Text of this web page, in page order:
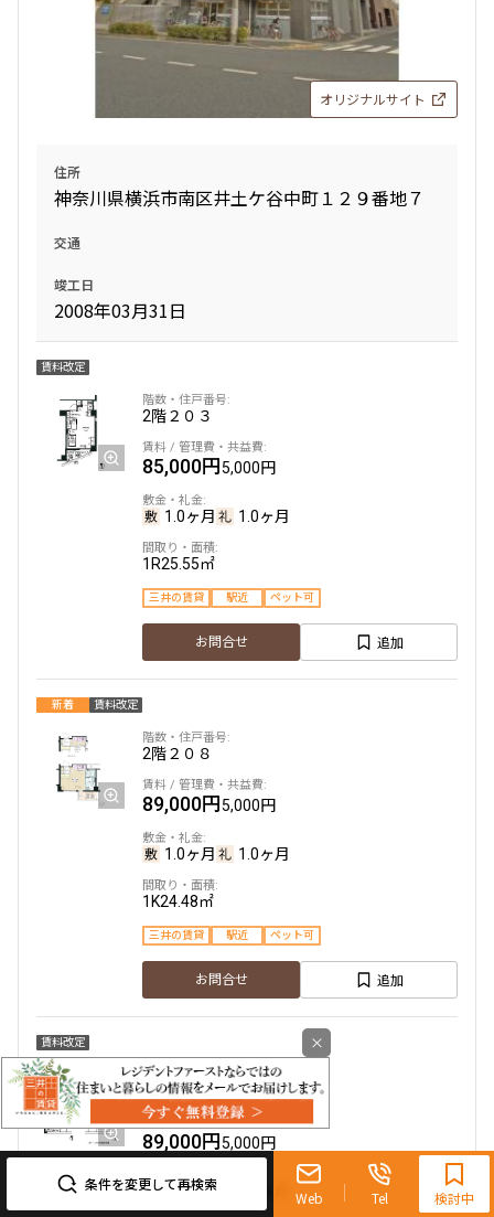
条件を変更して再検索
Web Tel
0120-321-719
9:30~18:00（水曜定休）
検討中
オリジナルサイト
住所
神奈川県横浜市南区井土ケ谷中町１２９番地７
交通
竣工日
2008年03月31日
賃料改定
2階２０３
85,000円5,000円
1.0ヶ月 1.0ヶ月
1R25.55㎡
三井の賃貸 駅近 ペット可
お問合せ 追加
新着 賃料改定
2階２０８
89,000円5,000円
1.0ヶ月 1.0ヶ月
1K24.48㎡
三井の賃貸 駅近 ペット可
お問合せ 追加
賃料改定
3階３０５
89,000円5,000円
1.0ヶ月
×